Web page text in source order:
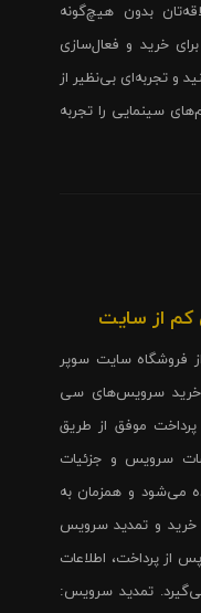
بدون هیچ‌گونه
خرید و فعال‌سازی
و تجربه‌ای بی‌نظیر از
سینمایی را تجربه
از سایت
فروشگاه سایت سوپر
خرید سرویس‌های سی
موفق از طریق
سرویس و جزئیات
می‌شود و همزمان به
خرید و تمدید سرویس
پرداخت، اطلاعات
تمدید سرویس: